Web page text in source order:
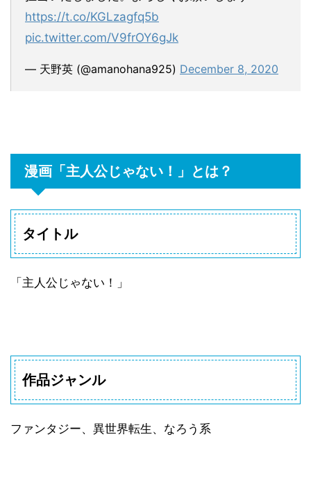
https://t.co/KGLzagfq5b
pic.twitter.com/V9frOY6gJk
— 天野英 (@amanohana925) December 8, 2020
漫画「主人公じゃない！ 」とは？
タイトル
「主人公じゃない！」
作品ジャンル
ファンタジー、異世界転生、なろう系